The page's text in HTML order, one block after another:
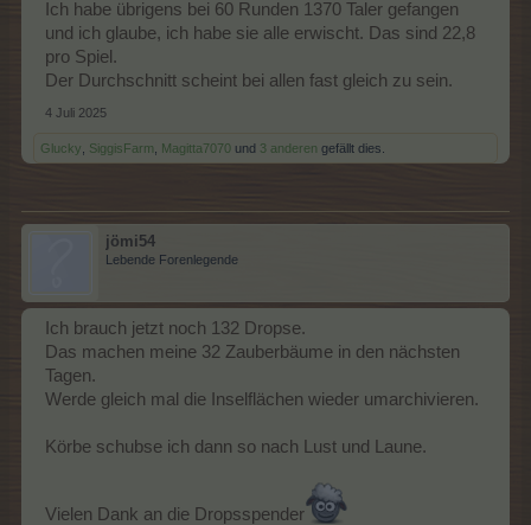
Ich habe übrigens bei 60 Runden 1370 Taler gefangen
und ich glaube, ich habe sie alle erwischt. Das sind 22,8
pro Spiel.
Der Durchschnitt scheint bei allen fast gleich zu sein.
4 Juli 2025
Glucky SiggisFarm Magitta7070 und 3 anderen gefällt dies.
jömi54
Lebende Forenlegende
Ich brauch jetzt noch 132 Dropse.
Das machen meine 32 Zauberbäume in den nächsten
Tagen.
Werde gleich mal die Inselflächen wieder umarchivieren.
Körbe schubse ich dann so nach Lust und Laune.
Vielen Dank an die Dropsspender